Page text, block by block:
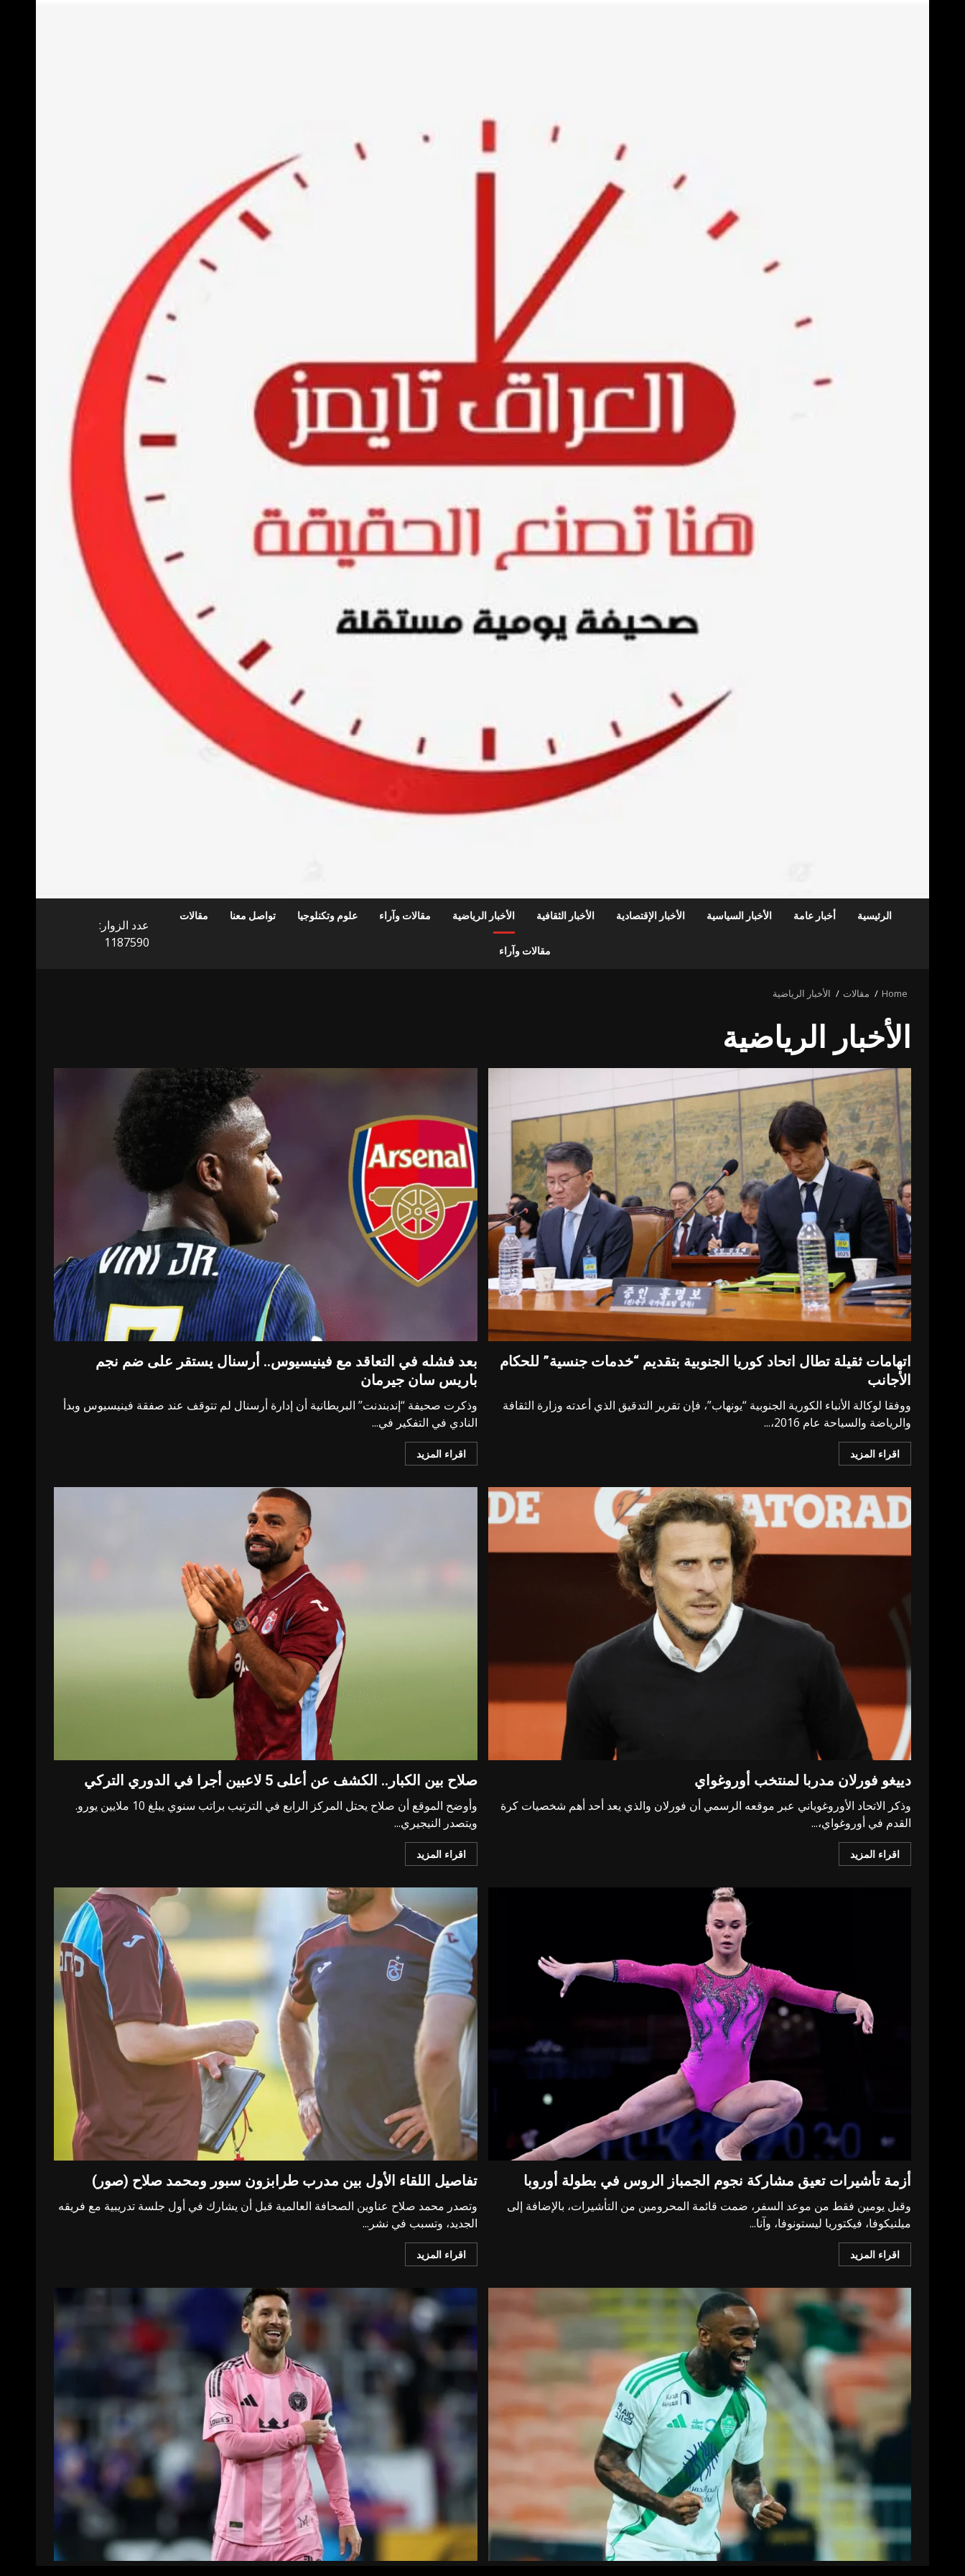
الرئيسية أخبار عامة الأخبار السياسية الأخبار الإقتصادية الأخبار الثقافية الأخبار الرياضية مقالات وآراء علوم وتكنلوجيا تواصل معنا مقالات
مقالات وآراء
عدد الزوار:
1187590
Home مقالات الأخبار الرياضية
الأخبار الرياضية
اتهامات ثقيلة تطال اتحاد كوريا الجنوبية بتقديم “خدمات جنسية” للحكام
الأجانب
ووفقا لوكالة الأنباء الكورية الجنوبية “يونهاب”، فإن تقرير التدقيق الذي أعدته وزارة الثقافة
والرياضة والسياحة عام 2016،...
اقراء المزيد
بعد فشله في التعاقد مع فينيسيوس.. أرسنال يستقر على ضم نجم
باريس سان جيرمان
وذكرت صحيفة “إندبندنت” البريطانية أن إدارة أرسنال لم تتوقف عند صفقة فينيسيوس وبدأ
النادي في التفكير في...
اقراء المزيد
دييغو فورلان مدربا لمنتخب أوروغواي
وذكر الاتحاد الأوروغوياني عبر موقعه الرسمي أن فورلان والذي يعد أحد أهم شخصيات كرة
القدم في أوروغواي،...
اقراء المزيد
صلاح بين الكبار.. الكشف عن أعلى 5 لاعبين أجرا في الدوري التركي
وأوضح الموقع أن صلاح يحتل المركز الرابع في الترتيب براتب سنوي يبلغ 10 ملايين يورو.
ويتصدر النيجيري...
اقراء المزيد
أزمة تأشيرات تعيق مشاركة نجوم الجمباز الروس في بطولة أوروبا
وقبل يومين فقط من موعد السفر، ضمت قائمة المحرومين من التأشيرات، بالإضافة إلى
ميلنيكوفا، فيكتوريا ليستونوفا، وآنا...
اقراء المزيد
تفاصيل اللقاء الأول بين مدرب طرابزون سبور ومحمد صلاح (صور)
وتصدر محمد صلاح عناوين الصحافة العالمية قبل أن يشارك في أول جلسة تدريبية مع فريقه
الجديد، وتسبب في نشر...
اقراء المزيد